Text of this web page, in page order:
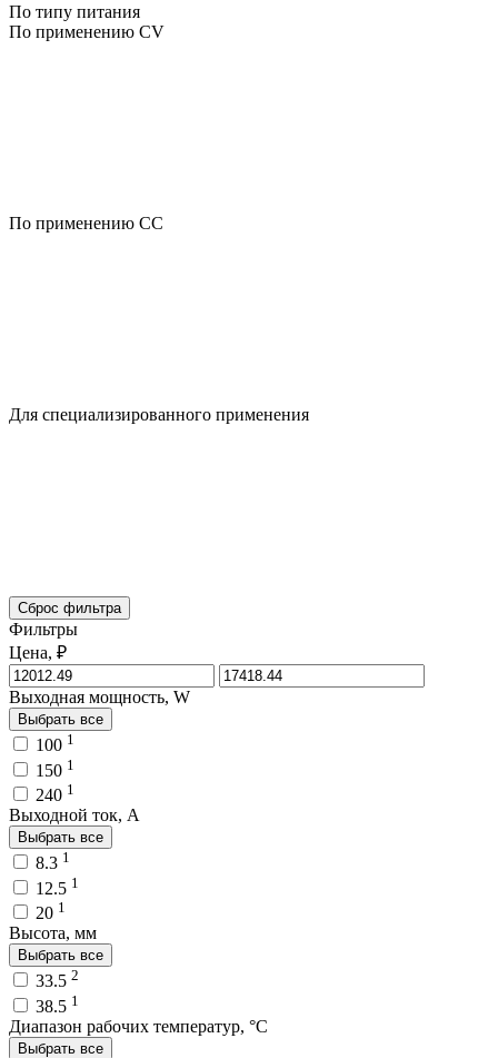
По типу питания
По применению CV
По применению CC
Для специализированного применения
Сброс фильтра
Фильтры
Цена, ₽
Выходная мощность, W
Выбрать все
100 1
150 1
240 1
Выходной ток, A
Выбрать все
8.3 1
12.5 1
20 1
Высота, мм
Выбрать все
33.5 2
38.5 1
Диапазон рабочих температур, °C
Выбрать все